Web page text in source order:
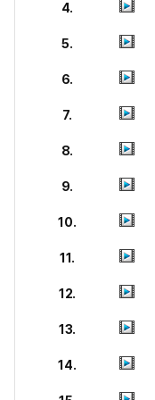
4.
5.
6.
7.
8.
9.
10.
11.
12.
13.
14.